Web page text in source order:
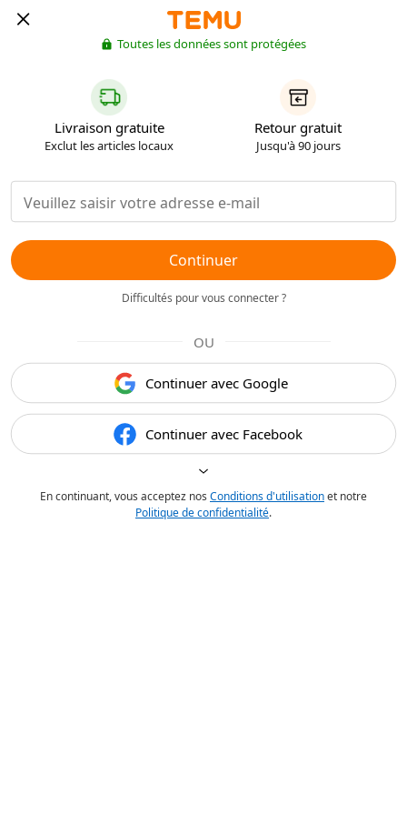
Toutes les données sont protégées
Livraison gratuite
Exclut les articles locaux
Retour gratuit
Jusqu'à 90 jours
Continuer
Difficultés pour vous connecter ?
OU
Continuer avec Google
Continuer avec Facebook
En continuant, vous acceptez nos Conditions d'utilisationet notre
Politique de confidentialité.